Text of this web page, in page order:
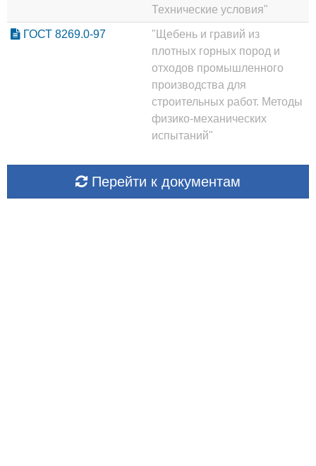
Технические условия"
ГОСТ 8269.0-97
"Щебень и гравий из
плотных горных пород и
отходов промышленного
производства для
строительных работ. Методы
физико-механических
испытаний"
Перейти к документам